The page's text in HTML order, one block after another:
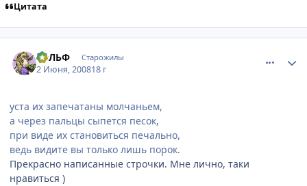
Цитата
БЭЛЬФ Старожилы
2 Июня, 200818 г
уста их запечатаны молчаньем,
а через пальцы сыпется песок,
при виде их становиться печально,
ведь видите вы только лишь порок.
Прекрасно написанные строчки. Мне лично, таки
нравиться )